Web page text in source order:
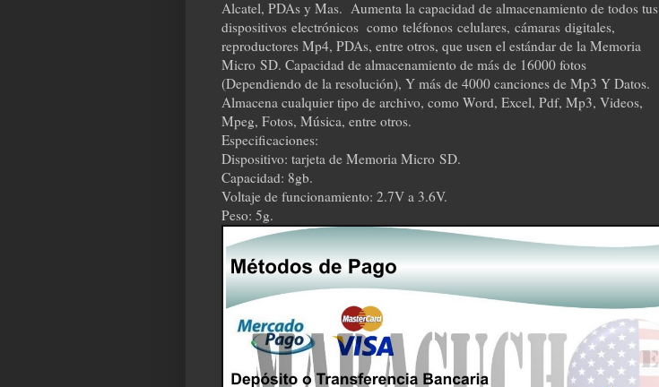
Alcatel, PDAs y Mas. Aumenta la capacidad de almacenamiento de todos tus
dispositivos electrónicos como teléfonos celulares, cámaras digitales,
reproductores Mp4, PDAs, entre otros, que usen el estándar de la Memoria
Micro SD. Capacidad de almacenamiento de más de 16000 fotos
(Dependiendo de la resolución), Y más de 4000 canciones de Mp3 Y Datos.
Almacena cualquier tipo de archivo, como Word, Excel, Pdf, Mp3, Videos,
Mpeg, Fotos, Música, entre otros.
Especificaciones:
Dispositivo: tarjeta de Memoria Micro SD.
Capacidad: 8gb.
Voltaje de funcionamiento: 2.7V a 3.6V.
Peso: 5g.